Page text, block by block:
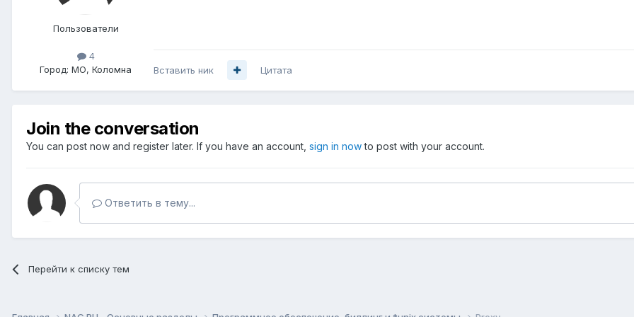
Пользователи
4
Город: МО, Коломна Вставить ник Цитата
Join the conversation
You can post now and register later. If you have an account, sign in nowto post with your account.
Ответить в тему...
Перейти к списку тем